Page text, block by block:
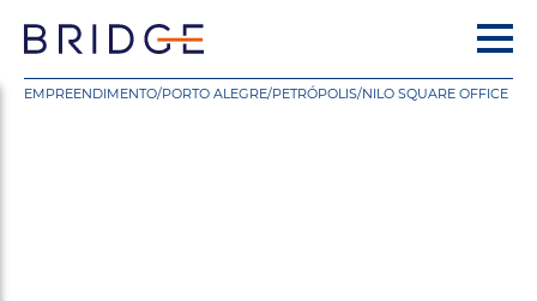
EMPREENDIMENTO/PORTO ALEGRE/PETRÓPOLIS/NILO SQUARE OFFICE